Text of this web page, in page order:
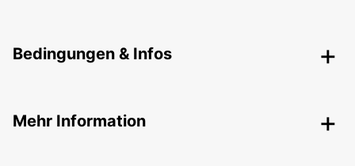
Bedingungen & Infos
Mehr Information